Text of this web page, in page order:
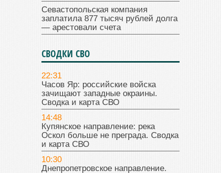
Севастопольская компания
заплатила 877 тысяч рублей долга
— арестовали счета
СВОДКИ СВО
22:31
Часов Яр: российские войска
зачищают западные окраины.
Сводка и карта СВО
14:48
Купянское направление: река
Оскол больше не преграда. Сводка
и карта СВО
10:30
Днепропетровское направление.